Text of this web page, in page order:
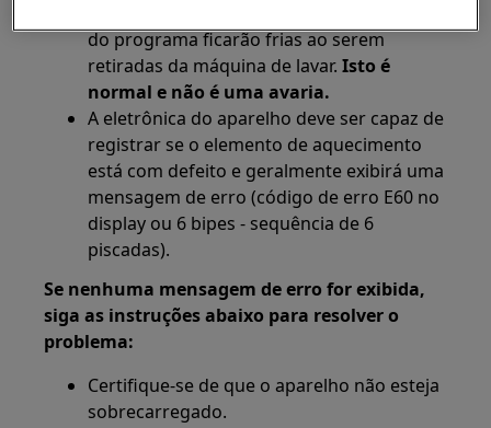
do programa ficarão frias ao serem
retiradas da máquina de lavar.Isto é
normal e não é uma avaria.
A eletrônica do aparelho deve ser capaz de
registrar se o elemento de aquecimento
está com defeito e geralmente exibirá uma
mensagem de erro (código de erro E60 no
display ou 6 bipes - sequência de 6
piscadas).
Se nenhuma mensagem de erro for exibida,
siga as instruções abaixo para resolver o
problema:
Certifique-se de que o aparelho não esteja
sobrecarregado.